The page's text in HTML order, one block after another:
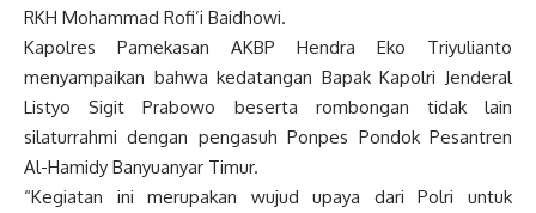
RKH Mohammad Rofi’i Baidhowi.
Kapolres Pamekasan AKBP Hendra Eko Triyulianto
menyampaikan bahwa kedatangan Bapak Kapolri Jenderal
Listyo Sigit Prabowo beserta rombongan tidak lain
silaturrahmi dengan pengasuh Ponpes Pondok Pesantren
Al-Hamidy Banyuanyar Timur.
“Kegiatan ini merupakan wujud upaya dari Polri untuk